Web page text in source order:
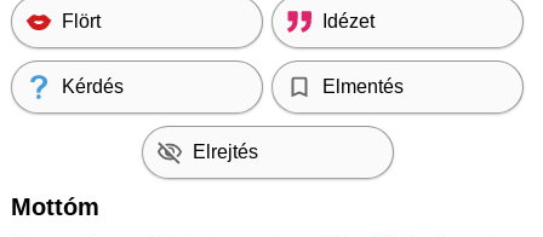
Flört Idézet
Kérdés Elmentés
Elrejtés
Mottóm